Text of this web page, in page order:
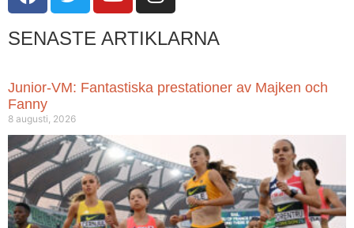
SENASTE ARTIKLARNA
Junior-VM: Fantastiska prestationer av Majken och
Fanny
8 augusti, 2026